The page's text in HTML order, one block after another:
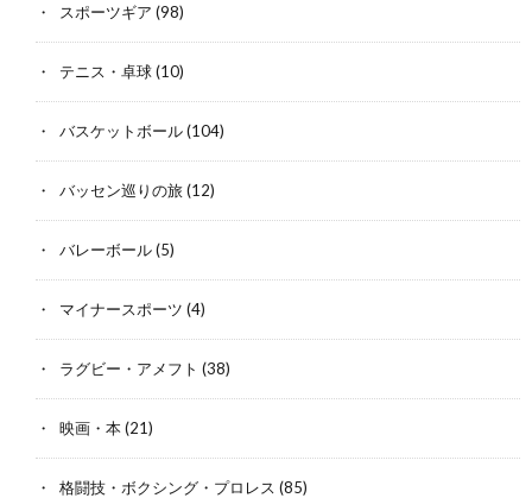
スポーツギア (98)
テニス・卓球(10)
バスケットボール(104)
バッセン巡りの旅(12)
バレーボール(5)
マイナースポーツ (4)
ラグビー・アメフト (38)
映画・本(21)
格闘技・ボクシング・プロレス (85)